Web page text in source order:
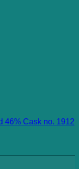
46% Cask no. 1912